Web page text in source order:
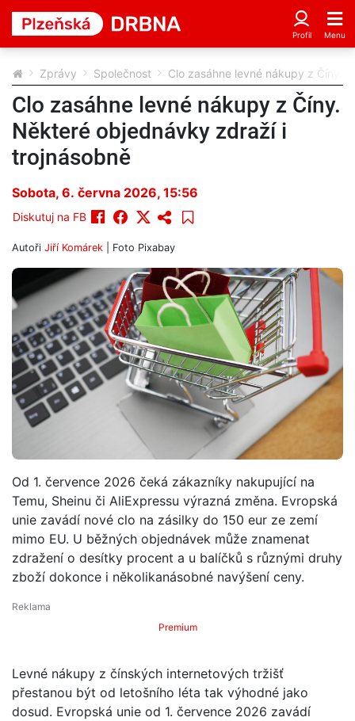
Zprávy Společnost Clo zasáhne levné nákupy z Číny.
Clo zasáhne levné nákupy z Číny.
Některé objednávky zdraží i
trojnásobně
Sobota, 6. června 2026, 15:56
Diskutuj na FB
Autoři Jiří Komárek | Foto Pixabay
Od 1. července 2026 čeká zákazníky nakupující na
Temu, Sheinu či AliExpressu výrazná změna. Evropská
unie zavádí nové clo na zásilky do 150 eur ze zemí
mimo EU. U běžných objednávek může znamenat
zdražení o desítky procent a u balíčků s různými druhy
zboží dokonce i několikanásobné navýšení ceny.
Premium
Levné nákupy z čínských internetových tržišť
přestanou být od letošního léta tak výhodné jako
dosud. Evropská unie od 1. července 2026 zavádí